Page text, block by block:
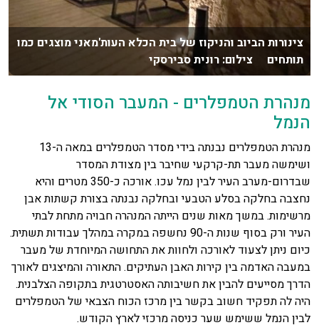
צינורות הביוב והניקוז של בית הכלא העות'מאני מוצגים כמו
תותחים צילום: רונית סבירסקי
מנהרת הטמפלרים - המעבר הסודי אל
הנמל
מנהרת הטמפלרים נבנתה בידי מסדר הטמפלרים במאה ה-13
ושימשה מעבר תת-קרקעי שחיבר בין מצודת המסדר
שבדרום-מערב העיר לבין נמל עכו. אורכה כ-350 מטרים והיא
נחצבה בחלקה בסלע הטבעי ובחלקה נבנתה בצורת קשתות אבן
מרשימות. במשך מאות שנים הייתה המנהרה חבויה מתחת לבתי
העיר ורק בסוף שנות ה-90 נחשפה במקרה במהלך עבודות תשתית.
כיום ניתן לצעוד לאורכה ולחוות את התחושה המיוחדת של מעבר
במעבה האדמה בין קירות האבן העתיקים. התאורה והמיצגים לאורך
הדרך מסייעים להבין את חשיבותה האסטרטגית בתקופה הצלבנית.
היה לה תפקיד חשוב בקשר בין מרכז הכוח הצבאי של הטמפלרים
לבין הנמל ששימש שער כניסה מרכזי לארץ הקודש.